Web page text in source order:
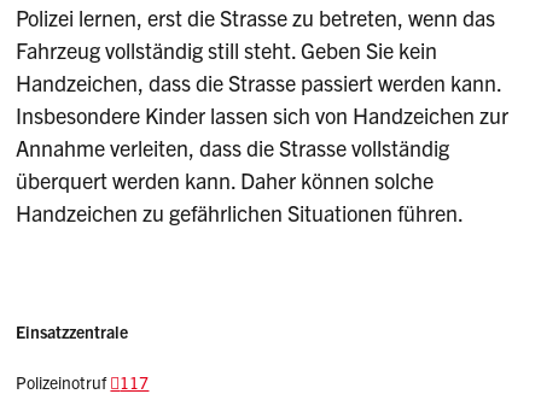
Polizei lernen, erst die Strasse zu betreten, wenn das
Fahrzeug vollständig still steht. Geben Sie kein
Handzeichen, dass die Strasse passiert werden kann.
Insbesondere Kinder lassen sich von Handzeichen zur
Annahme verleiten, dass die Strasse vollständig
überquert werden kann. Daher können solche
Handzeichen zu gefährlichen Situationen führen.
Einsatzzentrale
Polizeinotruf
117